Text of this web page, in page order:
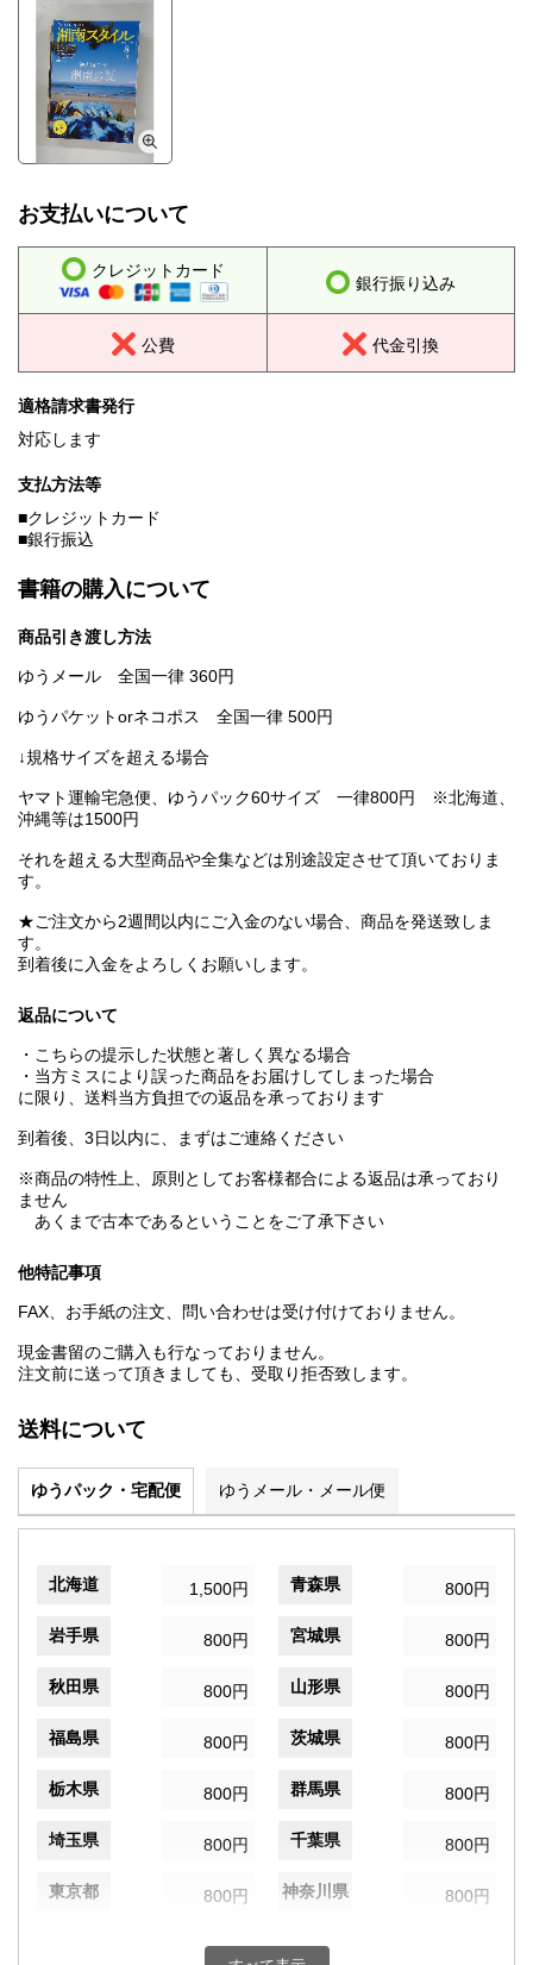
お支払いについて
クレジットカード
銀行振り込み
公費 代金引換
適格請求書発行
対応します
支払方法等
■クレジットカード
■銀行振込
書籍の購入について
商品引き渡し方法
ゆうメール 全国一律 360円
ゆうパケットorネコポス 全国一律 500円
↓規格サイズを超える場合
ヤマト運輸宅急便、ゆうパック60サイズ 一律800円 ※北海道、
沖縄等は1500円
それを超える大型商品や全集などは別途設定させて頂いておりま
す。
★ご注文から2週間以内にご入金のない場合、商品を発送致しま
す。
到着後に入金をよろしくお願いします。
返品について
・こちらの提示した状態と著しく異なる場合
・当方ミスにより誤った商品をお届けしてしまった場合
に限り、送料当方負担での返品を承っております
到着後、3日以内に、まずはご連絡ください
※商品の特性上、原則としてお客様都合による返品は承っており
ません
あくまで古本であるということをご了承下さい
他特記事項
FAX、お手紙の注文、問い合わせは受け付けておりません。
現金書留のご購入も行なっておりません。
注文前に送って頂きましても、受取り拒否致します。
送料について
ゆうパック・宅配便 ゆうメール・メール便
北海道 1,500円 青森県 800円
岩手県 800円 宮城県 800円
秋田県 800円 山形県 800円
福島県 800円 茨城県 800円
栃木県 800円 群馬県 800円
埼玉県 800円 千葉県 800円
東京都 800円 神奈川県 800円
800円 富山県